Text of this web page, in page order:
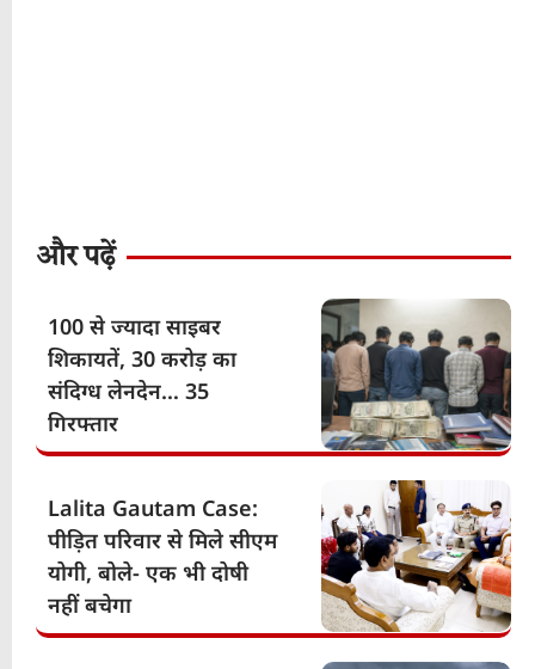
और पढ़ें
100 से ज्यादा साइबर
शिकायतें, 30 करोड़ का
संदिग्ध लेनदेन… 35
गिरफ्तार
Lalita Gautam Case:
पीड़ित परिवार से मिले सीएम
योगी, बोले- एक भी दोषी
नहीं बचेगा